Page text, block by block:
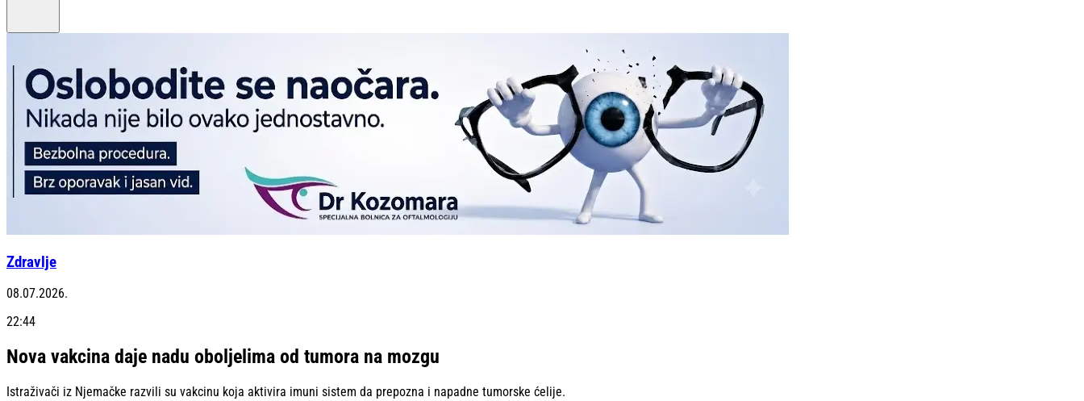
Zdravlje
08.07.2026.
22:44
Nova vakcina daje nadu oboljelima od tumora na mozgu
Istraživači iz Njemačke razvili su vakcinu koja aktivira imuni sistem da prepozna i napadne tumorske ćelije.